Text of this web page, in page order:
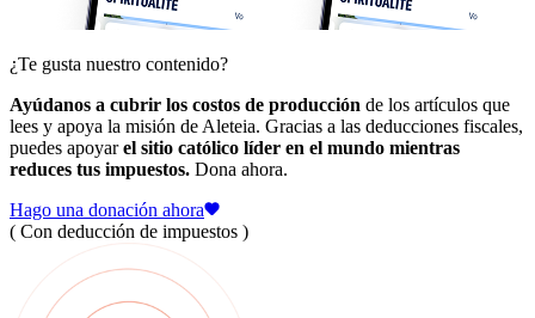
¿Te gusta nuestro contenido?
Ayúdanos a cubrir los costos de producción de los artículos que
lees y apoya la misión de Aleteia. Gracias a las deducciones fiscales,
puedes apoyarel sitio católico líder en el mundo mientras
reduces tus impuestos. Dona ahora.
Hago una donación ahora
( Con deducción de impuestos )